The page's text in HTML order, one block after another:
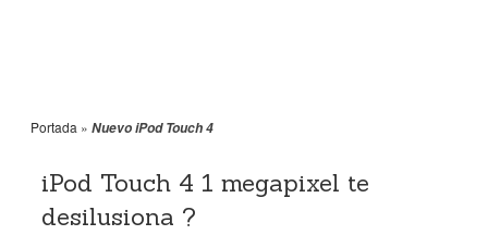
Portada » Nuevo iPod Touch 4
iPod Touch 4 1 megapixel te
desilusiona ?